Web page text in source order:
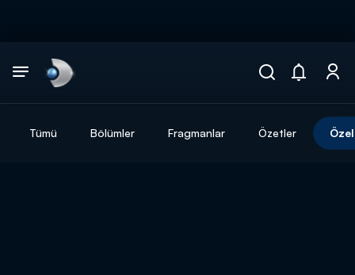
Tümü Bölümler Fragmanlar Özetler